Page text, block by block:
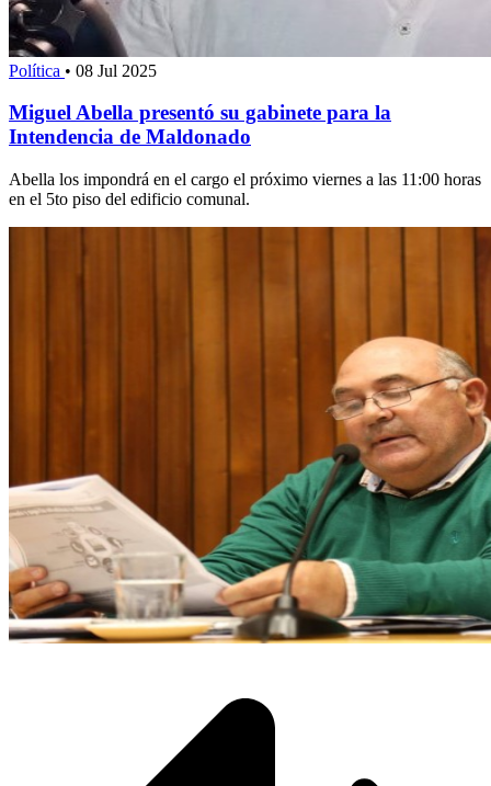
Política • 08 Jul 2025
Miguel Abella presentó su gabinete para la
Intendencia de Maldonado
Abella los impondrá en el cargo el próximo viernes a las 11:00 horas
en el 5to piso del edificio comunal.